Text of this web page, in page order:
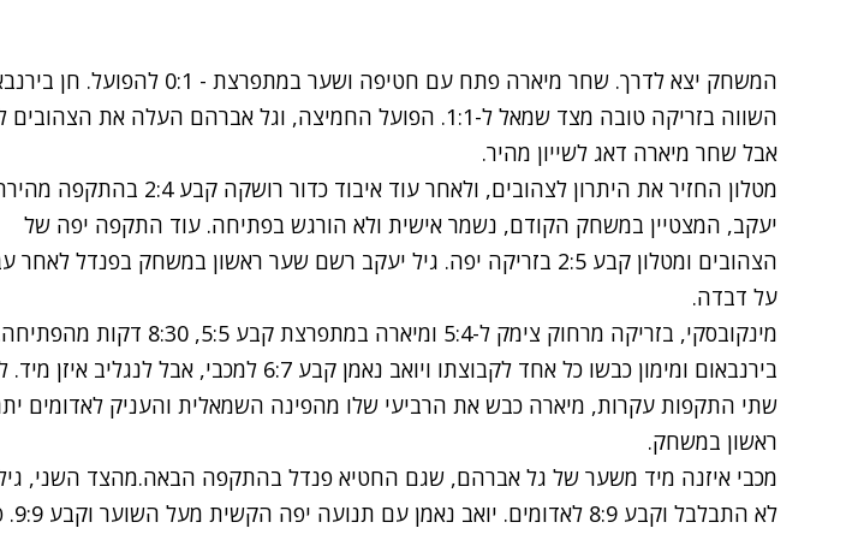
המשחק יצא לדרך. שחר מיארה פתח עם חטיפה ושער במתפרצת - 0:1
השווה בזריקה טובה מצד שמאל ל-1:1. הפועל החמיצה, וגל אברהם העלה את
אבל שחר מיארה דאג לשייון מהיר.
מטלון החזיר את היתרון לצהובים, ולאחר עוד איבוד כדור רושקה
יעקב, המצטיין במשחק הקודם, נשמר אישית ולא הורגש בפתיחה. עוד התקפה יפה של
הצהובים ומטלון קבע 2:5 בזריקה יפה. גיל יעקב רשם שער ראשון במשחק בפנדל
על דבדה.
מינקובסקי, בזריקה מרחוק צימק ל-5:4 ומיארה במתפרצת קבע 5:5, 8:30 דקות
בירנבאום ומימון כבשו כל אחד לקבוצתו ויואב נאמן קבע 6:7 למכבי, אבל לנגליב
שתי התקפות עקרות, מיארה כבש את הרביעי שלו מהפינה השמאלית והעניק לאדומים
ראשון במשחק.
מכבי איזנה מיד משער של גל אברהם, שגם החטיא פנדל בהתקפה הבאה.מהצד השני,
לא התבלבל